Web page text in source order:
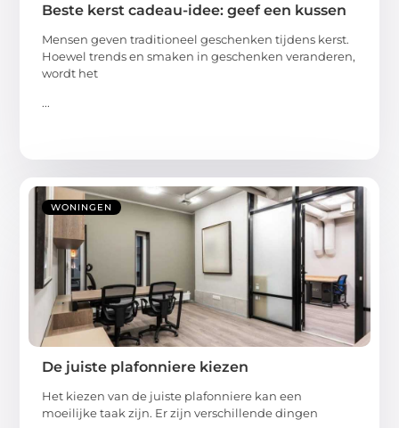
Beste kerst cadeau-idee: geef een kussen
Mensen geven traditioneel geschenken tijdens kerst.
Hoewel trends en smaken in geschenken veranderen,
wordt het
...
WONINGEN
De juiste plafonniere kiezen
Het kiezen van de juiste plafonniere kan een
moeilijke taak zijn. Er zijn verschillende dingen